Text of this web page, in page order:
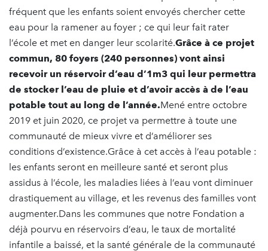
fréquent que les enfants soient envoyés chercher cette
eau pour la ramener au foyer ; ce qui leur fait rater
l’école et met en danger leur scolarité.Grâce à ce projet
commun, 80 foyers (240 personnes) vont ainsi
recevoir un réservoir d’eau d’1m3 qui leur permettra
de stocker l’eau de pluie et d’avoir accès à de l’eau
potable tout au long de l’année.Mené entre octobre
2019 et juin 2020, ce projet va permettre à toute une
communauté de mieux vivre et d’améliorer ses
conditions d’existence.Grâce à cet accès à l’eau potable :
les enfants seront en meilleure santé et seront plus
assidus à l’école, les maladies liées à l’eau vont diminuer
drastiquement au village, et les revenus des familles vont
augmenter.Dans les communes que notre Fondation a
déjà pourvu en réservoirs d’eau, le taux de mortalité
infantile a baissé, et la santé générale de la communauté